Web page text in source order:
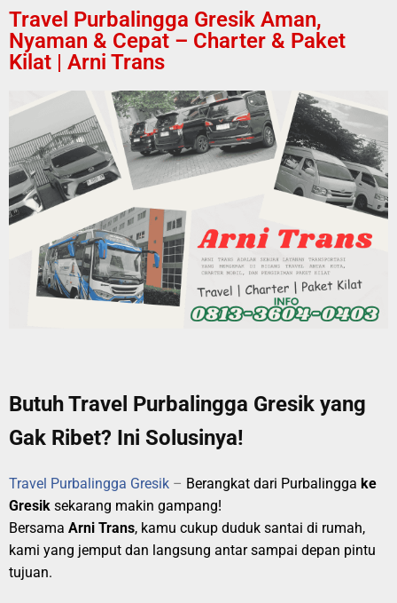
Travel Purbalingga Gresik Aman,
Nyaman & Cepat – Charter & Paket
Kilat | Arni Trans
Butuh Travel Purbalingga Gresik yang
Gak Ribet? Ini Solusinya!
Travel Purbalingga Gresik – Berangkat dari Purbalingga ke
Gresik sekarang makin gampang!
Bersama Arni Trans, kamu cukup duduk santai di rumah,
kami yang jemput dan langsung antar sampai depan pintu
tujuan.